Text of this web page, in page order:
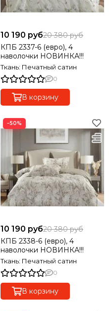
10 190 руб20 380 руб
КПБ 2337-6 (евро), 4
наволочки НОВИНКА!!!
Ткань: Печатный сатин
0
В корзину
−50%
10 190 руб20 380 руб
КПБ 2338-6 (евро), 4
наволочки НОВИНКА!!!
Ткань: Печатный сатин
0
В корзину